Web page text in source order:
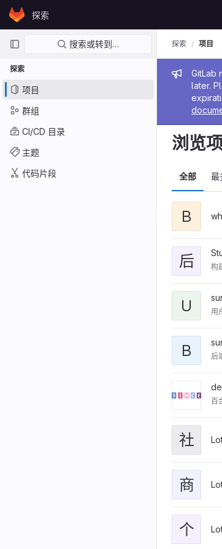
Skip to content
GitLab探索
主导航 搜索或转到…
探索
项目
群组
CI/CD 目录
主题
代码片段
管
GitLab
later.
探索 项目
浏览
全部 最
B
后 构
U 用
B 后
百
社
商
个